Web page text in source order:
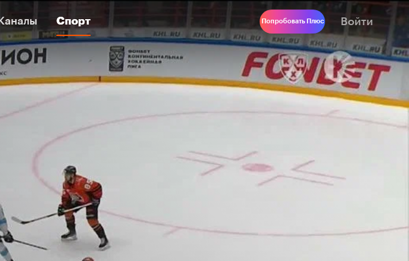
Спорт
Спорт Попробовать Плюс Войти